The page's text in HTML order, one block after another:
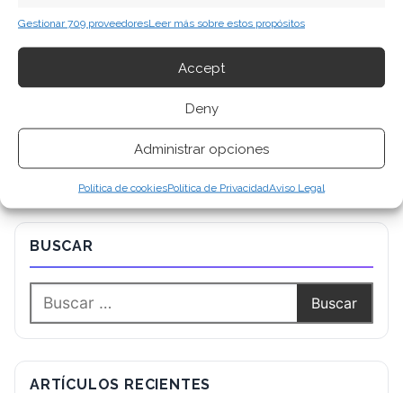
Gestionar 709 proveedoresLeer más sobre estos propósitos
Accept
Deny
Administrar opciones
Política de cookiesPolítica de PrivacidadAviso Legal
BUSCAR
ARTÍCULOS RECIENTES